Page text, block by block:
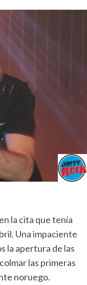
la cita que tenía
Una impaciente
la apertura de las
las primeras
noruego.